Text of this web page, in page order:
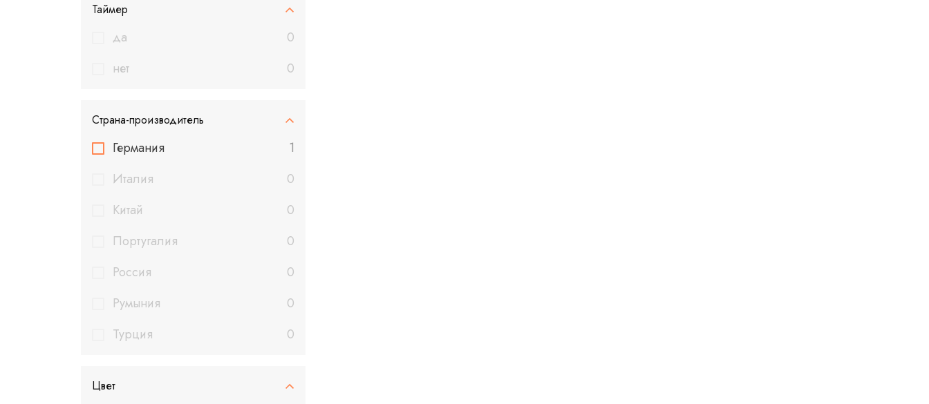
Таймер
да
0
нет
0
Страна-производитель
Германия
1
Италия
0
Китай
0
Португалия
0
Россия
0
Румыния
0
Турция
0
Цвет